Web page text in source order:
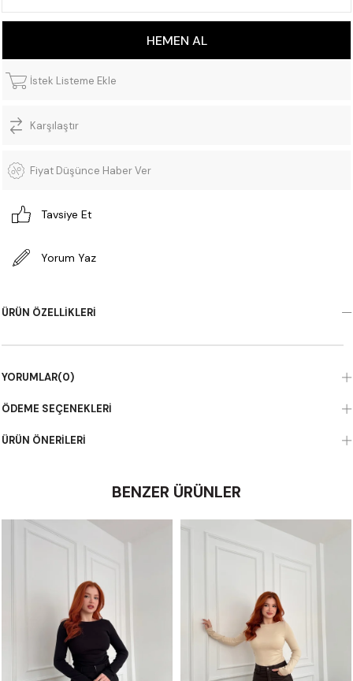
İstek Listeme Ekle
Karşılaştır
Fiyat Düşünce Haber Ver
Tavsiye Et
Yorum Yaz
ÜRÜN ÖZELLIKLERI
YORUMLAR(0)
ÖDEME SEÇENEKLERI
ÜRÜN ÖNERILERI
BENZER ÜRÜNLER